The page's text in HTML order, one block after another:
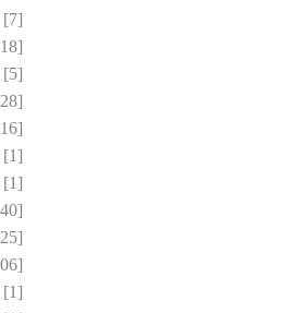
[7]
[5]
[1]
[1]
[1]